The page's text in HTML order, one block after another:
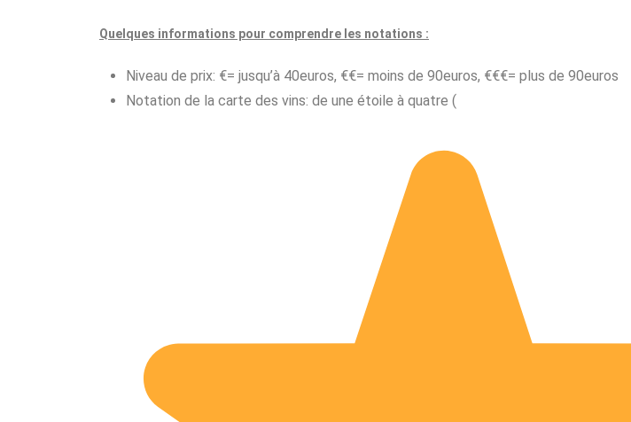
Quelques informations pour comprendre les notations :
Niveau de prix: €= jusqu’à 40euros, €€= moins de 90euros, €€€= plus de 90euros
Notation de la carte des vins: de une étoile à quatre (